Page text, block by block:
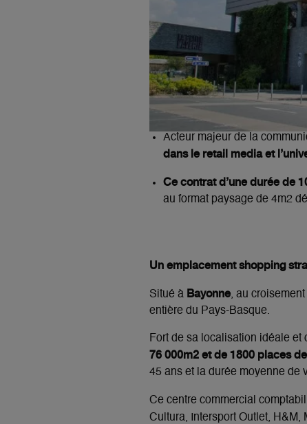
Acteur majeur de la
dans le retail media et
Ce contrat d’une durée de
au format paysage de 4m2
Un emplacement shopping
Situé à Bayonne, au
entière du Pays-Basque.
Fort de sa localisation idéale et
76 000m2 et de 1800 places
45 ans et la durée moyenne de
Ce centre commercial
Cultura, Intersport Outlet, H&M,